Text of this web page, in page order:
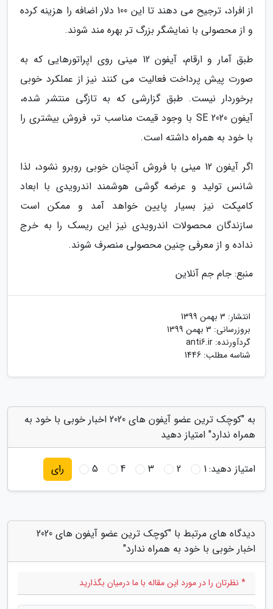
از افراد، ترجیح می دهند تا این 100 دلار اضافه را هزینه کرده
و از محصولی با نمایشگر بزرگ تر بهره مند شوند.
طبق آمار و ارقام، آیفون 12 مینی روی اپراتورهایی که به
صورت پیش پرداخت فعالیت می کنند نیز از عملکرد خوبی
برخوردار نیست. طبق گزارشی که به تازگی منتشر شده،
آیفون SE 2020 با وجود قیمت مناسب تر، فروش بیشتری را
با خود به همراه داشته است.
اگر آیفون 12 مینی با فروش آنچنان خوبی روبرو نشود، لذا
شانس تولید و عرضه گوشی هوشمند اندرویدی با ابعاد
کامپکت نیز بسیار پایین خواهد آمد و ممکن است
سازندگان محصولات اندرویدی نیز این ریسک را به خرج
نداده و از معرفی چنین محصولی منصرف شوند.
منبع: جام جم آنلاین
انتشار: 3 بهمن 1399
بروزرسانی: 3 بهمن 1399
گردآورنده: anti6.ir
شناسه مطلب: 1446
به "کوچک ترین عضو آیفون های 2020 اخبار خوبی با خود به
همراه ندارد" امتیاز دهید
امتیاز دهید:1
2
3
4
5 رای
دیدگاه های مرتبط با "کوچک ترین عضو آیفون های 2020
اخبار خوبی با خود به همراه ندارد"
* نظرتان را در مورد این مقاله با ما درمیان بگذارید